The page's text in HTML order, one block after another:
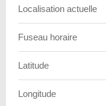
Localisation actuelle
Fuseau horaire
Latitude
Longitude